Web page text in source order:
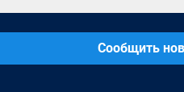
Сообщить